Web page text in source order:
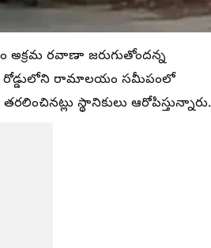
రవాణా జరుగుతోందన్న
రోడ్డులోని రామాలయం సమీపంలో
స్థానికులు ఆరోపిస్తున్నారు.